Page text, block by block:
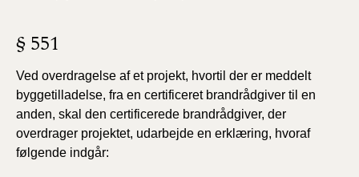
§ 551
Ved overdragelse af et projekt, hvortil der er meddelt
byggetilladelse, fra en certificeret brandrådgiver til en
anden, skal den certificerede brandrådgiver, der
overdrager projektet, udarbejde en erklæring, hvoraf
følgende indgår: